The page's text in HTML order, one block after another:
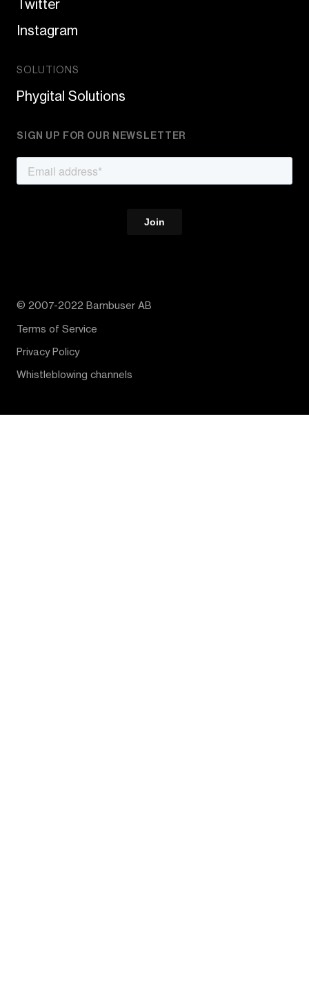
Twitter
Instagram
SOLUTIONS
Phygital Solutions
SIGN UP FOR OUR NEWSLETTER
© 2007-2022 Bambuser AB
Terms of Service
Privacy Policy
Whistleblowing channels